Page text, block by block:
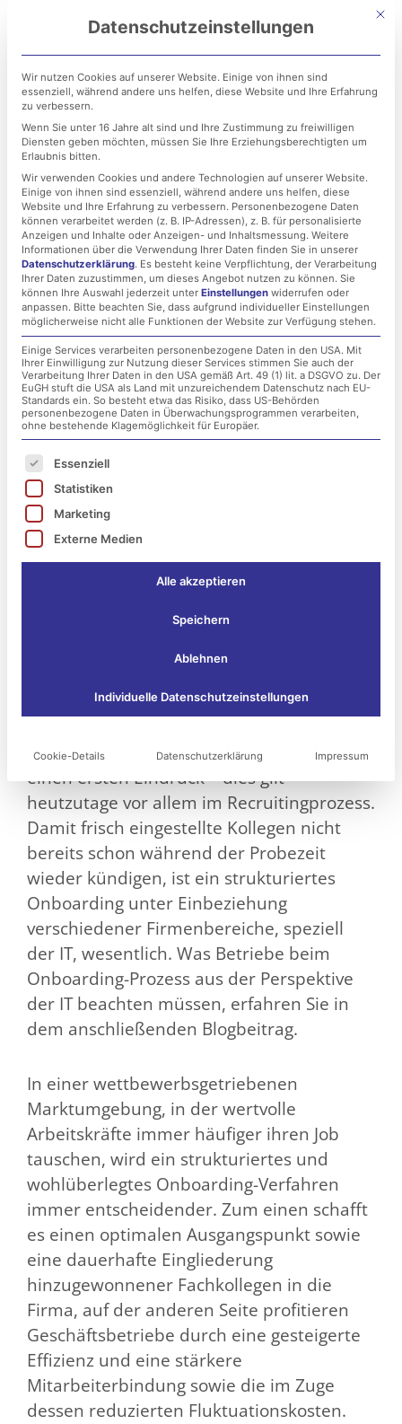
springen
IT-Onboarding: Neue
Mitarbeiter professionell
sowie dauerhaft
einbinden!
1. September 2021
IT-Onboarding: Neue Mitarbeiter
professionell sowie dauerhaft einbinden!
Es existiert keine nächste Möglichkeit für
einen ersten Eindruck – dies gilt
heutzutage vor allem im Recruitingprozess.
Damit frisch eingestellte Kollegen nicht
bereits schon während der Probezeit
wieder kündigen, ist ein strukturiertes
Onboarding unter Einbeziehung
verschiedener Firmenbereiche, speziell
der IT, wesentlich. Was Betriebe beim
Onboarding-Prozess aus der Perspektive
der IT beachten müssen, erfahren Sie in
dem anschließenden Blogbeitrag.
In einer wettbewerbsgetriebenen
Marktumgebung, in der wertvolle
Arbeitskräfte immer häufiger ihren Job
tauschen, wird ein strukturiertes und
wohlüberlegtes Onboarding-Verfahren
immer entscheidender. Zum einen schafft
es einen optimalen Ausgangspunkt sowie
eine dauerhafte Eingliederung
hinzugewonnener Fachkollegen in die
Firma, auf der anderen Seite profitieren
Geschäftsbetriebe durch eine gesteigerte
Effizienz und eine stärkere
Mitarbeiterbindung sowie die im Zuge
dessen reduzierten Fluktuationskosten.
Mit
Datenschutzeinstellungen
Wir nutzen Cookies auf unserer Website. Einige von ihnen sind
essenziell, während andere uns helfen, diese Website und Ihre Erfahrung
zu verbessern.
Wenn Sie unter 16 Jahre alt sind und Ihre Zustimmung zu freiwilligen
Diensten geben möchten, müssen Sie Ihre Erziehungsberechtigten um
Erlaubnis bitten.
Wir verwenden Cookies und andere Technologien auf unserer Website.
Einige von ihnen sind essenziell, während andere uns helfen, diese
Website und Ihre Erfahrung zu verbessern. Personenbezogene Daten
können verarbeitet werden (z. B. IP-Adressen), z. B. für personalisierte
Anzeigen und Inhalte oder Anzeigen- und Inhaltsmessung. Weitere
Informationen über die Verwendung Ihrer Daten finden Sie in unserer
Datenschutzerklärung. Es besteht keine Verpflichtung, der Verarbeitung
Ihrer Daten zuzustimmen, um dieses Angebot nutzen zu können. Sie
können Ihre Auswahl jederzeit unter Einstellungen widerrufen oder
anpassen. Bitte beachten Sie, dass aufgrund individueller Einstellungen
möglicherweise nicht alle Funktionen der Website zur Verfügung stehen.
Einige Services verarbeiten personenbezogene Daten in den USA. Mit
Ihrer Einwilligung zur Nutzung dieser Services stimmen Sie auch der
Verarbeitung Ihrer Daten in den USA gemäß Art. 49 (1) lit. a DSGVO zu. Der
EuGH stuft die USA als Land mit unzureichendem Datenschutz nach EU-
Standards ein. So besteht etwa das Risiko, dass US-Behörden
personenbezogene Daten in Überwachungsprogrammen verarbeiten,
ohne bestehende Klagemöglichkeit für Europäer.
Es folgt eine Liste der Service-Gruppen, für die
Essenziell
Statistiken
Marketing
Externe Medien
Alle akzeptieren
Speichern
Ablehnen
Individuelle Datenschutzeinstellungen
Cookie-Details Datenschutzerklärung Impressum